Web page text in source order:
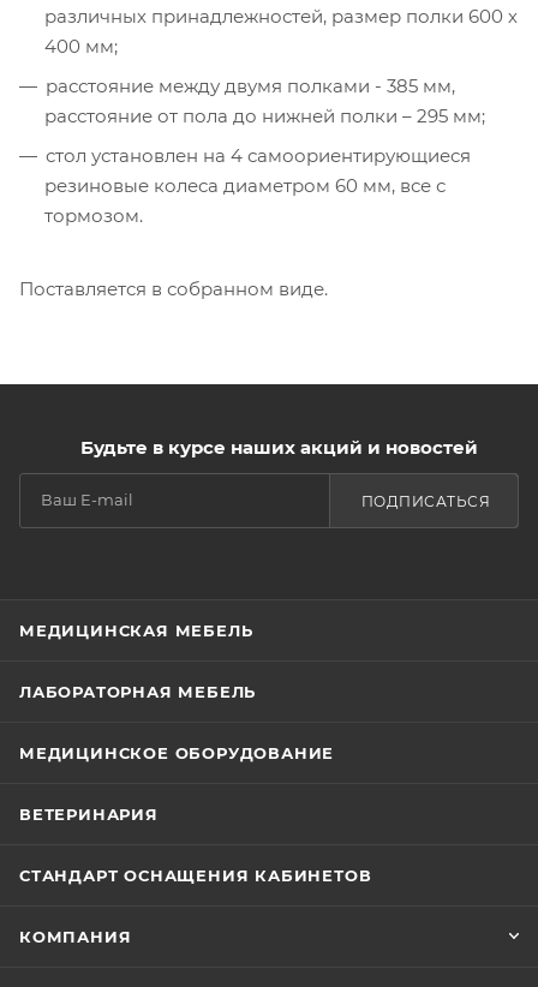
различных принадлежностей, размер полки 600 х
400 мм;
расстояние между двумя полками - 385 мм,
расстояние от пола до нижней полки – 295 мм;
стол установлен на 4 самоориентирующиеся
резиновые колеса диаметром 60 мм, все с
тормозом.
Поставляется в собранном виде.
Будьте в курсе наших акций и новостей
ПОДПИСАТЬСЯ
МЕДИЦИНСКАЯ МЕБЕЛЬ
ЛАБОРАТОРНАЯ МЕБЕЛЬ
МЕДИЦИНСКОЕ ОБОРУДОВАНИЕ
ВЕТЕРИНАРИЯ
СТАНДАРТ ОСНАЩЕНИЯ КАБИНЕТОВ
КОМПАНИЯ